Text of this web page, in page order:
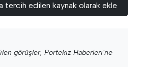
tercih edilen kaynak olarak ekle
görüşler, Portekiz Haberleri'ne